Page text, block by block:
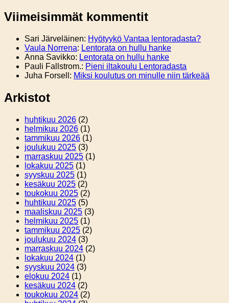
Viimeisimmät kommentit
Sari Järveläinen: Hyötyykö Vantaa lentoradasta?
Vaula Norrena: Lentorata on hullu hanke
Anna Savikko: Lentorata on hullu hanke
Pauli Fallstrom.: Pieni iltakoulu Lentoradasta
Juha Forsell : Miksi koulutus on minulle niin tärkeää
Arkistot
huhtikuu 2026 (2)
helmikuu 2026 (1)
tammikuu 2026 (1)
joulukuu 2025 (3)
marraskuu 2025 (1)
lokakuu 2025 (1)
syyskuu 2025 (1)
kesäkuu 2025 (2)
toukokuu 2025 (2)
huhtikuu 2025 (5)
maaliskuu 2025 (3)
helmikuu 2025 (1)
tammikuu 2025 (2)
joulukuu 2024 (3)
marraskuu 2024 (2)
lokakuu 2024 (1)
syyskuu 2024 (3)
elokuu 2024 (1)
kesäkuu 2024 (2)
toukokuu 2024 (2)